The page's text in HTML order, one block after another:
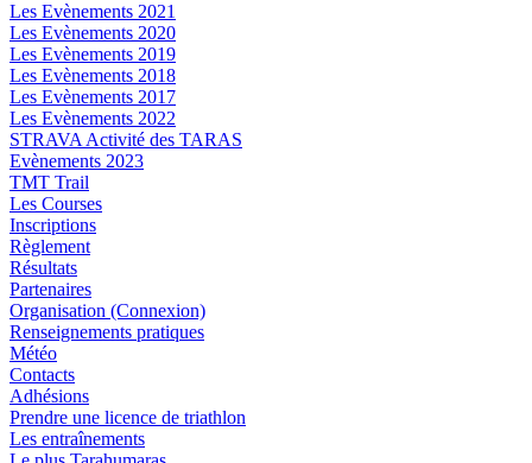
Les Evènements 2021
Les Evènements 2020
Les Evènements 2019
Les Evènements 2018
Les Evènements 2017
Les Evènements 2022
STRAVA Activité des TARAS
Evènements 2023
TMT Trail
Les Courses
Inscriptions
Règlement
Résultats
Partenaires
Organisation (Connexion)
Renseignements pratiques
Météo
Contacts
Adhésions
Prendre une licence de triathlon
Les entraînements